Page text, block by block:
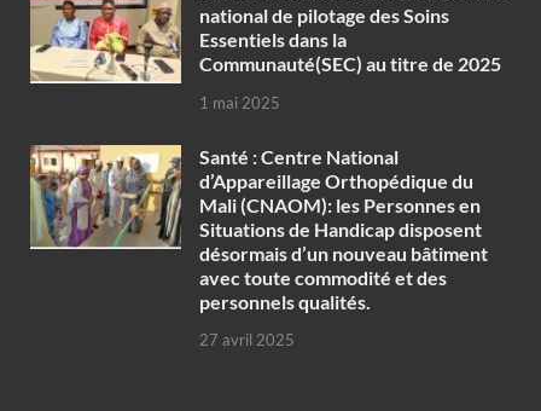
national de pilotage des Soins
Essentiels dans la
Communauté(SEC) au titre de 2025
1 mai 2025
Santé : Centre National
d’Appareillage Orthopédique du
Mali (CNAOM): les Personnes en
Situations de Handicap disposent
désormais d’un nouveau bâtiment
avec toute commodité et des
personnels qualités.
27 avril 2025